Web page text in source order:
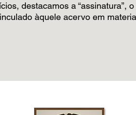
destacamos a “assinatura”,
àquele acervo em